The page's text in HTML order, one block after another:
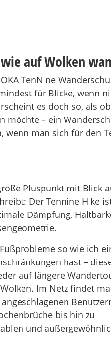
auf Wolken
TenNine
für Blicke, wenn
es doch so, als
möchte – ein
wenn man sich für den
Pluspunkt mit Blick
Der Tennine Hike
Dämpfung,
so wie ich
hast –
auf längere
Im Netz findet
bis hin zu
und